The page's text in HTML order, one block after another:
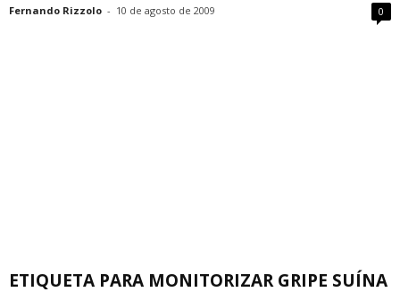
Fernando Rizzolo - 10 de agosto de 2009 0
ETIQUETA PARA MONITORIZAR GRIPE SUÍNA